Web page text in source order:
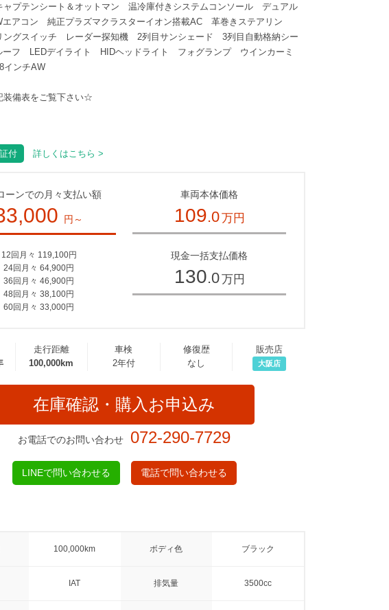
プテンシート＆オットマン 温冷庫付きシステムコンソール デュアル
アコン 純正プラズマクラスターイオン搭載AC 革巻きステアリン
グスイッチ レーダー探知機 2列目サンシェード 3列目自動格納シー
ーフ LEDデイライト HIDヘッドライト フォグランプ ウインカーミ
ンチAW
装備表をご覧下さい☆
付 詳しくはこちら >
ーンでの月々支払い額
円～
12回月々 119,100円
24回月々 64,900円
36回月々 46,900円
48回月々 38,100円
60回月々 33,000円
車両本体価格
109.0万円
現金一括支払価格
130.0万円
走行距離
100,000km
車検
2年付
修復歴
なし
販売店
大阪店
在庫確認・購入お申込み
お電話でのお問い合わせ 072-290-7729
LINEで問い合わせる 電話で問い合わせる
100,000km ボディ色 ブラック
IAT 排気量 3500cc